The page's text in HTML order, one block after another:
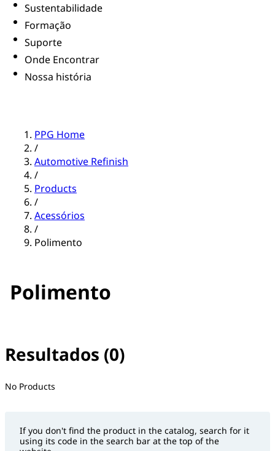
Sustentabilidade
Formação
Suporte
Onde Encontrar
Nossa história
PPG Home
/
Automotive Refinish
/
Products
/
Acessórios
/
Polimento
Polimento
Resultados (0)
No filter(s) selected
No Products
If you don't find the product in the catalog, search for it
using its code in the search bar at the top of the